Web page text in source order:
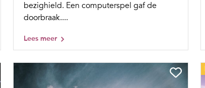
bezighield. Een computerspel gaf de
doorbraak....
Lees meer